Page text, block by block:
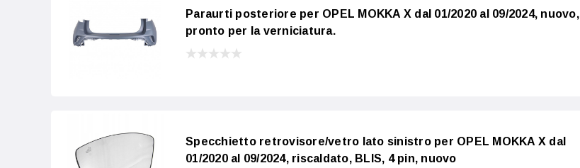
Paraurti posteriore per OPEL MOKKA X dal 01/2020 al 09/2024, nuovo,
pronto per la verniciatura.
Specchietto retrovisore/vetro lato sinistro per OPEL MOKKA X dal
01/2020 al 09/2024, riscaldato, BLIS, 4 pin, nuovo